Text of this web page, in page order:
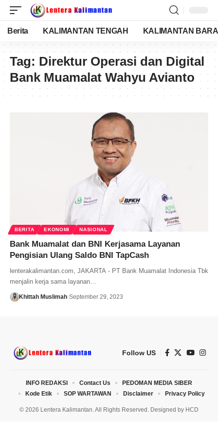
Berita KALIMANTAN TENGAH KALIMANTAN
Tag: Direktur Operasi dan Digital
Bank Muamalat Wahyu Avianto
BERITA EKONOMI NASIONAL
Bank Muamalat dan BNI Kerjasama Layanan
Pengisian Ulang Saldo BNI TapCash
lenterakalimantan.com, JAKARTA - PT Bank Muamalat Indonesia Tbk
menjalin kerja sama layanan…
Khittah Muslimah September 29, 2023
Follow US
© 2026 Lentera Kalimantan. All Rights Reserved. Designed by HCD
INFO REDAKSI Contact Us
PEDOMAN MEDIA SIBER
Kode Etik
SOP WARTAWAN Disclaimer Privacy Policy